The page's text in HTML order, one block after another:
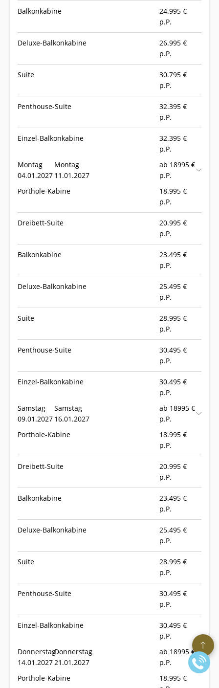
Balkonkabine 24.995 €
p.P.
Deluxe-Balkonkabine 26.995 €
p.P.
Suite 30.795 €
p.P.
Penthouse-Suite 32.395 €
p.P.
Einzel-Balkonkabine 32.395 €
p.P.
Montag
04.01.2027
Montag
11.01.2027
ab 18995 €
p.P.
Porthole-Kabine
18.995 €
p.P.
Dreibett-Suite 20.995 €
p.P.
Balkonkabine 23.495 €
p.P.
Deluxe-Balkonkabine 25.495 €
p.P.
Suite 28.995 €
p.P.
Penthouse-Suite 30.495 €
p.P.
Einzel-Balkonkabine 30.495 €
p.P.
Samstag
09.01.2027
Samstag
16.01.2027
ab 18995 €
p.P.
Porthole-Kabine
18.995 €
p.P.
Dreibett-Suite 20.995 €
p.P.
Balkonkabine 23.495 €
p.P.
Deluxe-Balkonkabine 25.495 €
p.P.
Suite 28.995 €
p.P.
Penthouse-Suite 30.495 €
p.P.
Einzel-Balkonkabine 30.495 €
p.P.
Donnerstag
14.01.2027
Donnerstag
21.01.2027
ab 18995 €
p.P.
Porthole-Kabine
18.995 €